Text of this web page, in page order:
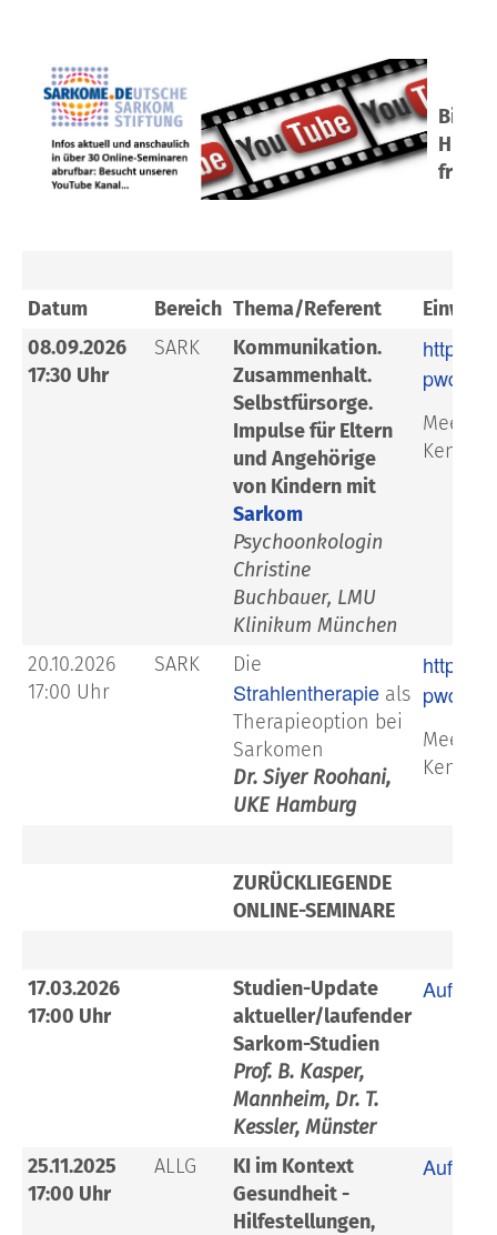
Bitte
Hier
Datum Bereich Thema/Referent
08.09.2026
17:30 Uhr
SARK
Kommunikation.
Zusammenhalt.
Selbstfürsorge.
Impulse für Eltern
und Angehörige
von Kindern mit
Sarkom
Psychoonkologin
Christine
Buchbauer, LMU
Klinikum München
https://
20.10.2026
17:00 Uhr
SARK Die
Strahlentherapie als
Therapieoption bei
Sarkomen
Dr. Siyer Roohani,
UKE Hamburg
https://
ZURÜCKLIEGENDE
ONLINE-SEMINARE
17.03.2026
17:00 Uhr
Studien-Update
aktueller/laufender
Sarkom-Studien
Prof. B. Kasper,
Mannheim, Dr. T.
Kessler, Münster
25.11.2025
17:00 Uhr
ALLG
KI im Kontext
Gesundheit -
Hilfestellungen,